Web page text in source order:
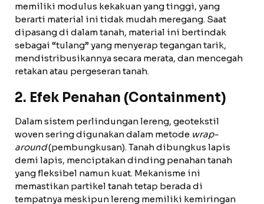
memiliki modulus kekakuan yang tinggi, yang
berarti material ini tidak mudah meregang. Saat
dipasang di dalam tanah, material ini bertindak
sebagai “tulang” yang menyerap tegangan tarik,
mendistribusikannya secara merata, dan mencegah
retakan atau pergeseran tanah.
2. Efek Penahan (Containment)
Dalam sistem perlindungan lereng, geotekstil
woven sering digunakan dalam metode wrap-
around(pembungkusan). Tanah dibungkus lapis
demi lapis, menciptakan dinding penahan tanah
yang fleksibel namun kuat. Mekanisme ini
memastikan partikel tanah tetap berada di
tempatnya meskipun lereng memiliki kemiringan